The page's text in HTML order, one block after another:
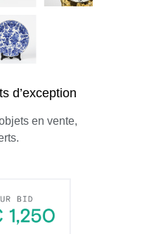
d’exception
en vente,